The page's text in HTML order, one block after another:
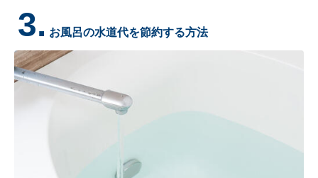
3. お風呂の水道代を節約する方法